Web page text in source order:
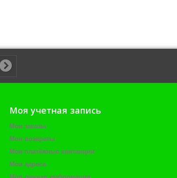
Моя учетная запись
Мои заказы
Мои возвраты
Мои платёжные квитанции
Мои адреса